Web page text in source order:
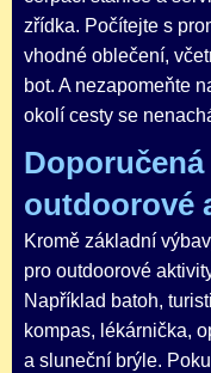
zřídka. Počítejte s
vhodné oblečení,
bot. A nezapomeňte
okolí cesty se
outdoorové
Kromě základní
pro outdoorové
Například batoh,
kompas, lékárnička,
a sluneční brýle.